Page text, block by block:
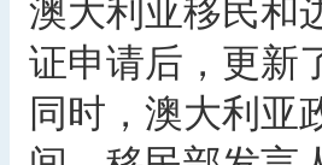
证申请后，更新
同时，澳大利亚